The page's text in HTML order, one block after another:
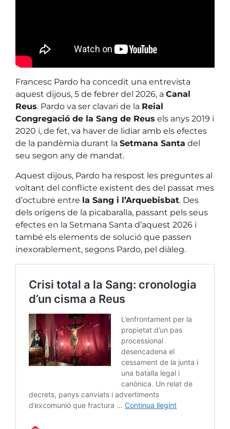
Francesc Pardo ha concedit una entrevista
aquest dijous, 5 de febrer del 2026, a Canal
Reus. Pardo va ser clavari de la Reial
Congregació de la Sang de Reus els anys 2019 i
2020 i, de fet, va haver de lidiar amb els efectes
de la pandèmia durant la Setmana Santa del
seu segon any de mandat.
Aquest dijous, Pardo ha respost les preguntes al
voltant del conflicte existent des del passat mes
d’octubre entre la Sang i l’Arquebisbat. Des
dels orígens de la picabaralla, passant pels seus
efectes en la Setmana Santa d’aquest 2026 i
també els elements de solució que passen
inexorablement, segons Pardo, pel diàleg.